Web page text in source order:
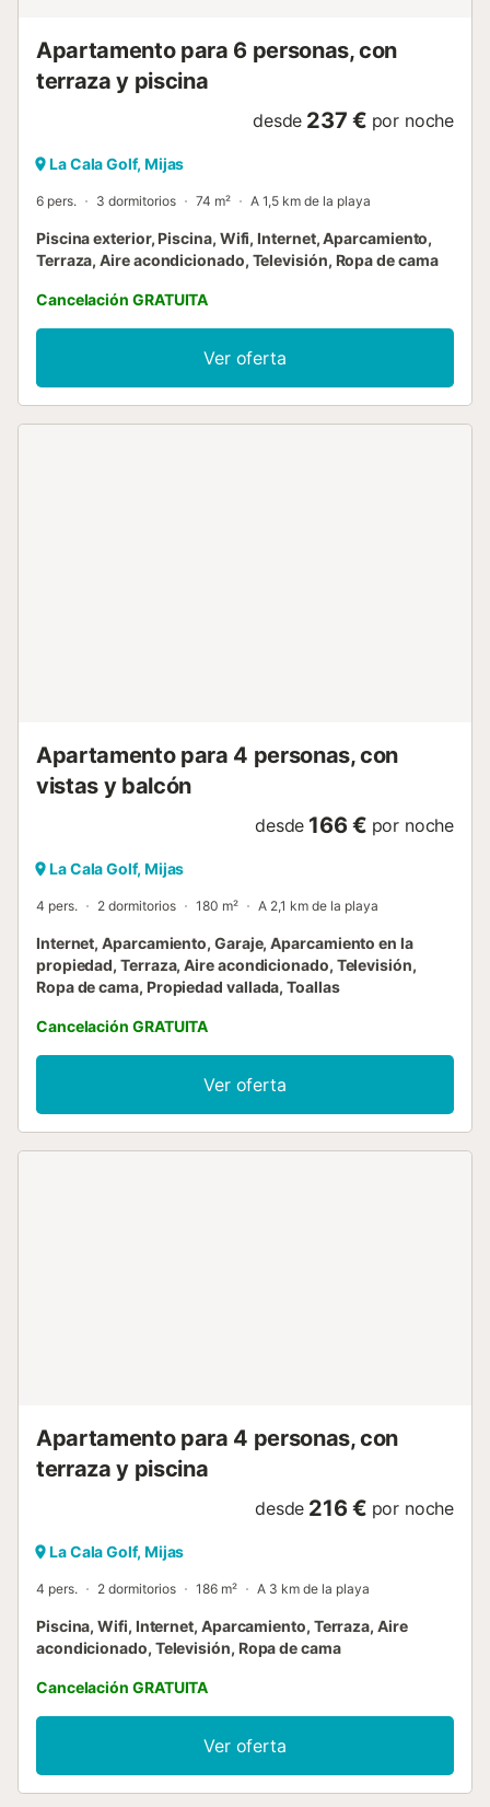
Apartamento para 6 personas, con
terraza y piscina
desde 237 € por noche
La Cala Golf, Mijas
6 pers. 3 dormitorios 74 m² A 1,5 km de la playa
Piscina exterior, Piscina, Wifi, Internet, Aparcamiento,
Terraza, Aire acondicionado, Televisión, Ropa de cama
Cancelación GRATUITA
Ver oferta
Apartamento para 4 personas, con
vistas y balcón
desde 166 € por noche
La Cala Golf, Mijas
4 pers. 2 dormitorios 180 m² A 2,1 km de la playa
Internet, Aparcamiento, Garaje, Aparcamiento en la
propiedad, Terraza, Aire acondicionado, Televisión,
Ropa de cama, Propiedad vallada, Toallas
Cancelación GRATUITA
Ver oferta
Apartamento para 4 personas, con
terraza y piscina
desde 216 € por noche
La Cala Golf, Mijas
4 pers. 2 dormitorios 186 m² A 3 km de la playa
Piscina, Wifi, Internet, Aparcamiento, Terraza, Aire
acondicionado, Televisión, Ropa de cama
Cancelación GRATUITA
Ver oferta